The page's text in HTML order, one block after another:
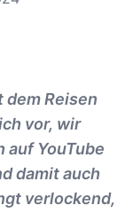
dem Reisen
vor, wir
YouTube
damit auch
verlockend,